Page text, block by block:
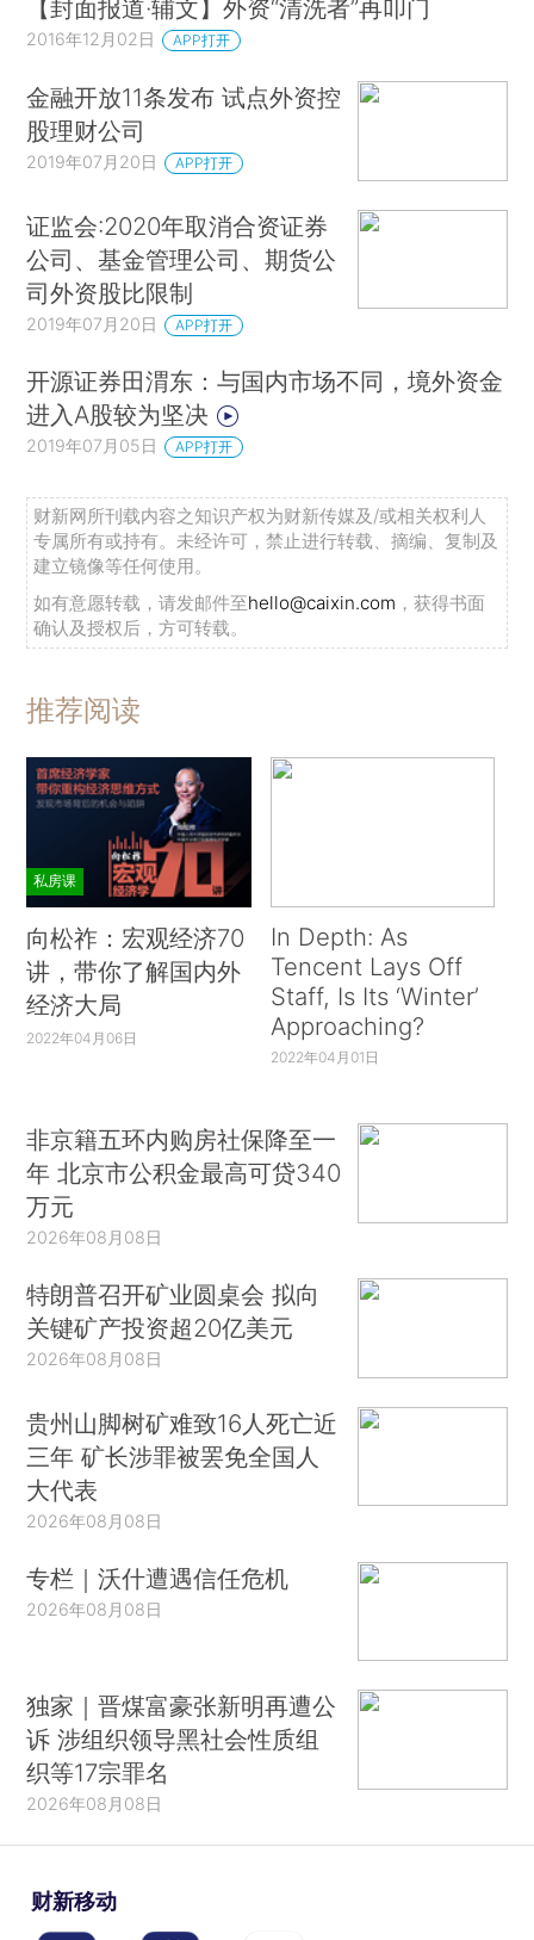
【封面报道·辅文】外资“清洗者”再叩门
2016年12月02日 APP打开
金融开放11条发布 试点外资控
股理财公司
2019年07月20日 APP打开
证监会:2020年取消合资证券
公司、基金管理公司、期货公
司外资股比限制
2019年07月20日 APP打开
开源证券田渭东：与国内市场不同，境外资金
进入A股较为坚决
2019年07月05日 APP打开
财新网所刊载内容之知识产权为财新传媒及/或相关权利人
专属所有或持有。未经许可，禁止进行转载、摘编、复制及
建立镜像等任何使用。
如有意愿转载，请发邮件至hello@caixin.com ，获得书面
确认及授权后，方可转载。
推荐阅读
私房课
向松祚：宏观经济70
讲，带你了解国内外
经济大局
2022年04月06日
In Depth: As
Tencent Lays Off
Staff, Is Its ‘Winter’
Approaching?
2022年04月01日
非京籍五环内购房社保降至一
年 北京市公积金最高可贷340
万元
2026年08月08日
特朗普召开矿业圆桌会 拟向
关键矿产投资超20亿美元
2026年08月08日
贵州山脚树矿难致16人死亡近
三年 矿长涉罪被罢免全国人
大代表
2026年08月08日
专栏｜沃什遭遇信任危机
2026年08月08日
独家｜晋煤富豪张新明再遭公
诉 涉组织领导黑社会性质组
织等17宗罪名
2026年08月08日
财新移动